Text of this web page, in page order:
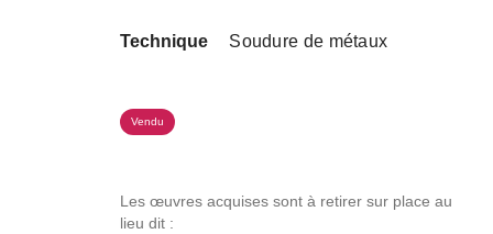
Technique Soudure de métaux
Vendu
Les œuvres acquises sont à retirer sur place au
lieu dit :